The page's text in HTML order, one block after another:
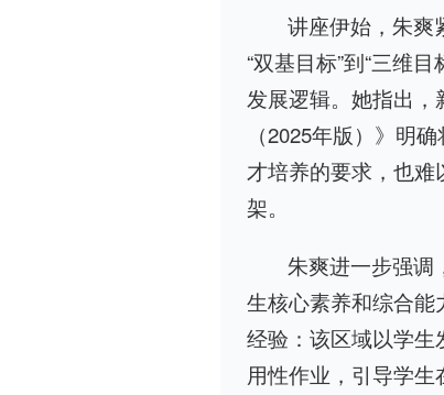
讲座伊始，朱爽
“双基目标”到“三维
发展逻辑。她指出
（2025年版）》明
才培养的要求，也
架。
朱爽进一步强调
生核心素养和综合
经验：该区域以学
用性作业，引导学